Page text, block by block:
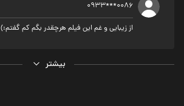
0933***0086
از زیبایی و غم این فیلم هرچقدر بگم کم گفتم:)
بیشتر